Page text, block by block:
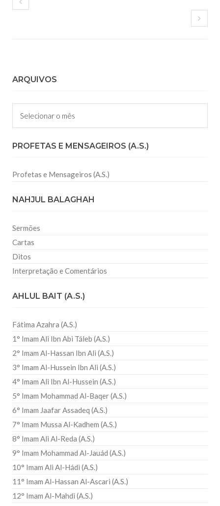
ARQUIVOS
Arquivos
PROFETAS E MENSAGEIROS (A.S.)
Profetas e Mensageiros (A.S.)
NAHJUL BALAGHAH
Sermões
Cartas
Ditos
Interpretação e Comentários
AHLUL BAIT (A.S.)
Fátima Azahra (A.S.)
1° Imam Ali Ibn Abi Táleb (A.S.)
2° Imam Al-Hassan Ibn Ali (A.S.)
3° Imam Al-Hussein Ibn Ali (A.S.)
4° Imam Ali Ibn Al-Hussein (A.S.)
5° Imam Mohammad Al-Baqer (A.S.)
6° Imam Jaafar Assadeq (A.S.)
7° Imam Mussa Al-Kadhem (A.S.)
8° Imam Ali Al-Reda (A.S.)
9° Imam Mohammad Al-Jauád (A.S.)
10° Imam Ali Al-Hádi (A.S.)
11° Imam Al-Hassan Al-Ascari (A.S.)
12° Imam Al-Mahdi (A.S.)